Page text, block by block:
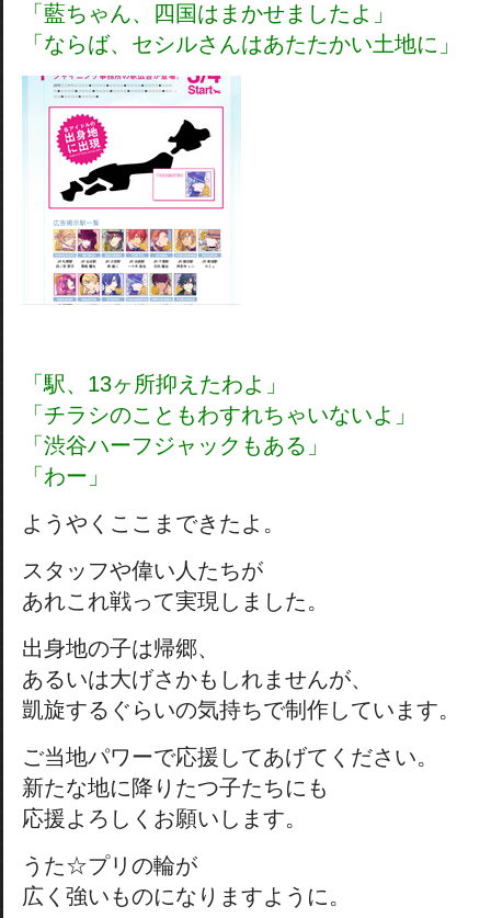
「藍ちゃん、四国はまかせましたよ」
「ならば、セシルさんはあたたかい土地に」
「駅、13ヶ所抑えたわよ」
「チラシのこともわすれちゃいないよ」
「渋谷ハーフジャックもある」
「わー」
ようやくここまできたよ。
スタッフや偉い人たちが
あれこれ戦って実現しました。
出身地の子は帰郷、
あるいは大げさかもしれませんが、
凱旋するぐらいの気持ちで制作しています。
ご当地パワーで応援してあげてください。
新たな地に降りたつ子たちにも
応援よろしくお願いします。
うた☆プリの輪が
広く強いものになりますように。